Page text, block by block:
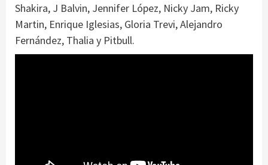
Shakira, J Balvin, Jennifer López, Nicky Jam, Ricky
Martin, Enrique Iglesias, Gloria Trevi, Alejandro
Fernández, Thalia y Pitbull.